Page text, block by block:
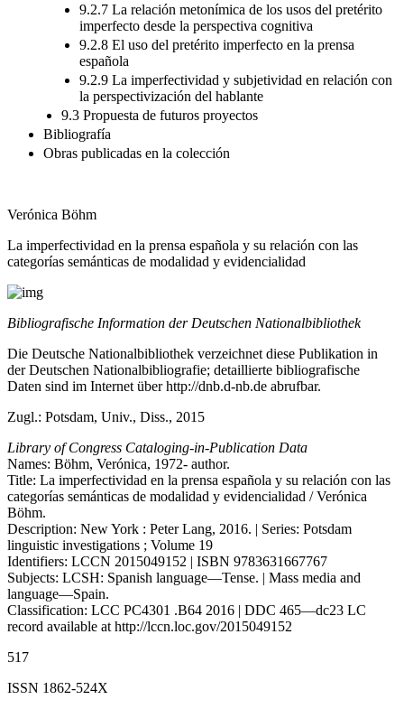
9.2.7 La relación metonímica de los usos del pretérito
imperfecto desde la perspectiva cognitiva
9.2.8 El uso del pretérito imperfecto en la prensa
española
9.2.9 La imperfectividad y subjetividad en relación con
la perspectivización del hablante
9.3 Propuesta de futuros proyectos
Bibliografía
Obras publicadas en la colección
Verónica Böhm
La imperfectividad en la prensa española y su relación con las
categorías semánticas de modalidad y evidencialidad
Bibliografische Information der Deutschen Nationalbibliothek
Die Deutsche Nationalbibliothek verzeichnet diese Publikation in
der Deutschen Nationalbibliografie; detaillierte bibliografische
Daten sind im Internet überhttp://dnb.d-nb.de abrufbar.
Zugl.: Potsdam, Univ., Diss., 2015
Library of Congress Cataloging-in-Publication Data
Names: Böhm, Verónica, 1972- author.
Title: La imperfectividad en la prensa española y su relación con las
categorías semánticas de modalidad y evidencialidad / Verónica
Böhm.
Description: New York : Peter Lang, 2016. | Series: Potsdam
linguistic investigations ; Volume 19
Identifiers: LCCN 2015049152 | ISBN 9783631667767
Subjects: LCSH: Spanish language—Tense. | Mass media and
language—Spain.
Classification: LCC PC4301 .B64 2016 | DDC 465—dc23 LC
record available at http://lccn.loc.gov/2015049152
517
ISSN 1862-524X